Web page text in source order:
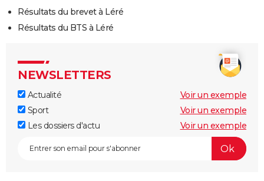
Résultats du brevet à Léré
Résultats du BTS à Léré
NEWSLETTERS
Actualité
Voir un exemple
Sport
Voir un exemple
Les dossiers d'actu
Voir un exemple